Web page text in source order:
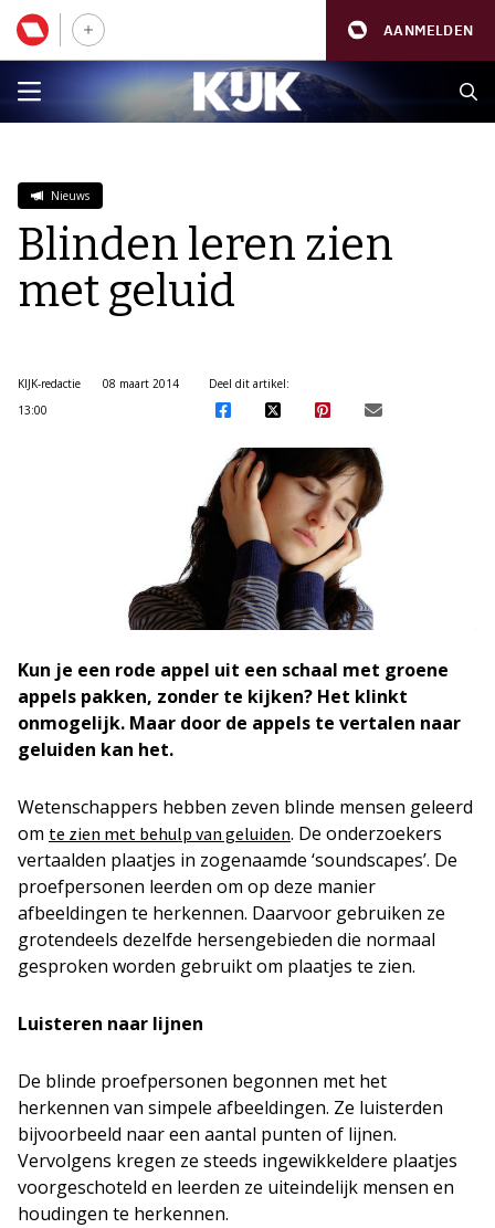
AANMELDEN
Nieuws
Blinden leren zien
met geluid
KIJK-redactie
08 maart 2014
13:00
Deel dit artikel:
Kun je een rode appel uit een schaal met groene
appels pakken, zonder te kijken? Het klinkt
onmogelijk. Maar door de appels te vertalen naar
geluiden kan het.
Wetenschappers hebben zeven blinde mensen geleerd
om te zien met behulp van geluiden. De onderzoekers
vertaalden plaatjes in zogenaamde ‘soundscapes’. De
proefpersonen leerden om op deze manier
afbeeldingen te herkennen. Daarvoor gebruiken ze
grotendeels dezelfde hersengebieden die normaal
gesproken worden gebruikt om plaatjes te zien.
Luisteren naar lijnen
De blinde proefpersonen begonnen met het
herkennen van simpele afbeeldingen. Ze luisterden
bijvoorbeeld naar een aantal punten of lijnen.
Vervolgens kregen ze steeds ingewikkeldere plaatjes
voorgeschoteld en leerden ze uiteindelijk mensen en
houdingen te herkennen.